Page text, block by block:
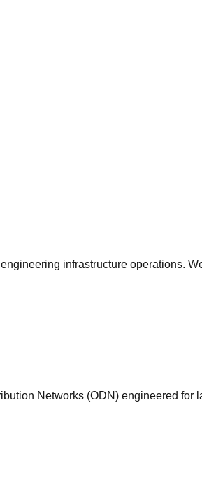
infrastructure operations.
Networks (ODN) engineered for